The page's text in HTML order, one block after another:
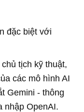
đặc biệt với
tịch kỹ thuật,
các mô hình AI
Gemini - thông
nhập OpenAI.